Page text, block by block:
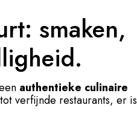
smaken,
authentieke culinaire
verfijnde restaurants, er is